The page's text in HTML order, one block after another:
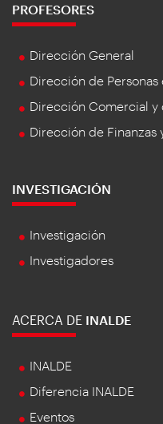
PROFESORES
Dirección General
Dirección de
Dirección Comercial y
Dirección de Finanzas
INVESTIGACIÓN
Investigación
Investigadores
ACERCA DE INALDE
INALDE
Diferencia INALDE
Eventos